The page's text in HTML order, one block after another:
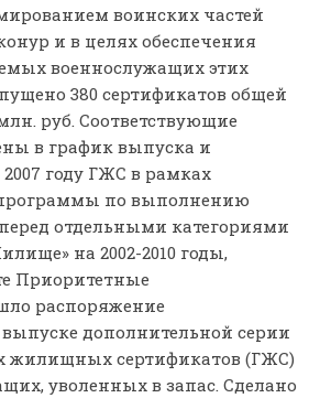
воинских частей
и в целях обеспечения
военнослужащих этих
380 сертификатов общей
руб. Соответствующие
в график выпуска и
году ГЖС в рамках
по выполнению
перед отдельными категориями
на 2002-2010 годы,
Приоритетные
распоряжение
дополнительной серии
жилищных сертификатов (ГЖС)
уволенных в запас. Сделано